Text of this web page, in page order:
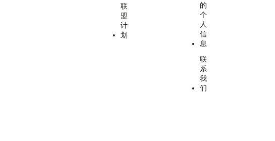
联
盟
计
划
的
个
人
信
息
联
系
我
们